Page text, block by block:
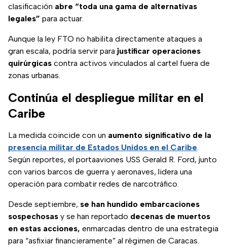
clasificación abre “toda una gama de alternativas
legales” para actuar.
Aunque la ley FTO no habilita directamente ataques a
gran escala, podría servir para justificar operaciones
quirúrgicas contra activos vinculados al cartel fuera de
zonas urbanas.
Continúa el despliegue militar en el
Caribe
La medida coincide con un aumento significativo de la
presencia militar de Estados Unidos en el Caribe.
Según reportes, el portaaviones USS Gerald R. Ford, junto
con varios barcos de guerra y aeronaves, lidera una
operación para combatir redes de narcotráfico.
Desde septiembre, se han hundido embarcaciones
sospechosas y se han reportado decenas de muertos
en estas acciones, enmarcadas dentro de una estrategia
para “asfixiar financieramente” al régimen de Caracas.